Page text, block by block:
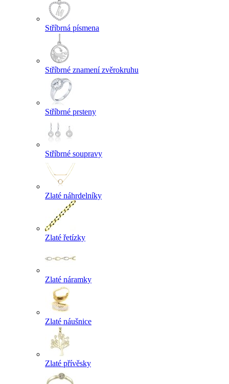
Stříbrná písmena
Stříbrné znamení zvěrokruhu
Stříbrné prsteny
Stříbrné soupravy
Zlaté náhrdelníky
Zlaté řetízky
Zlaté náramky
Zlaté náušnice
Zlaté přívěsky